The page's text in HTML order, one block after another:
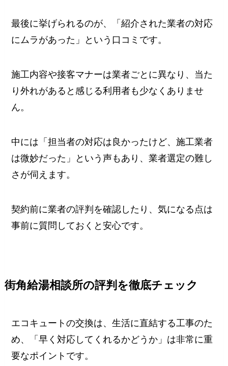
最後に挙げられるのが、「紹介された業者の対応
にムラがあった」という口コミです。
施工内容や接客マナーは業者ごとに異なり、当た
り外れがあると感じる利用者も少なくありませ
ん。
中には「担当者の対応は良かったけど、施工業者
は微妙だった」という声もあり、業者選定の難し
さが伺えます。
契約前に業者の評判を確認したり、気になる点は
事前に質問しておくと安心です。
街角給湯相談所の評判を徹底チェック
エコキュートの交換は、生活に直結する工事のた
め、「早く対応してくれるかどうか」は非常に重
要なポイントです。